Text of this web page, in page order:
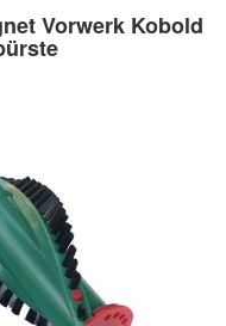
Vorwerk Kobold